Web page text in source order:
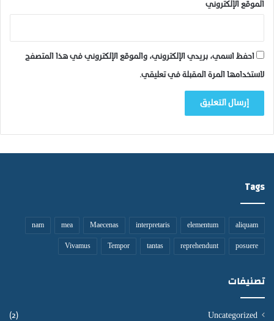
و
ا
ل
ي
ن
الموقع الإلكتروني
احفظ اسمي، بريدي الإلكتروني، والموقع الإلكتروني في هذا المتصفح
لاستخدامها المرة المقبلة في تعليقي.
Tags
aliquam
elementum
interpretaris
Maecenas
mea
nam
posuere
reprehendunt
tantas
Tempor
Vivamus
تصنيفات
Uncategorized
(2)